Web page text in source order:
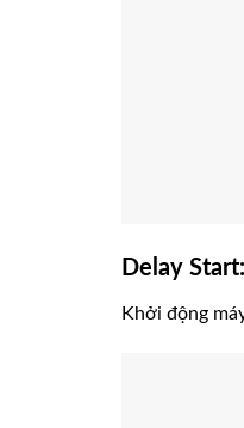
Delay
Khởi động